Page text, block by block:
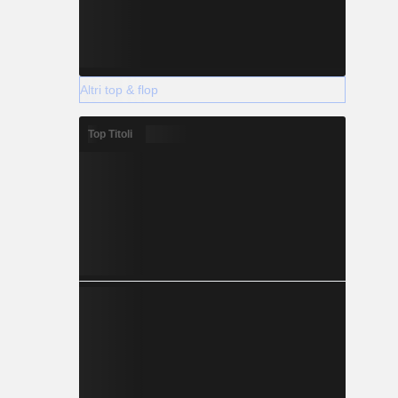
Altri top & flop
Top Titoli